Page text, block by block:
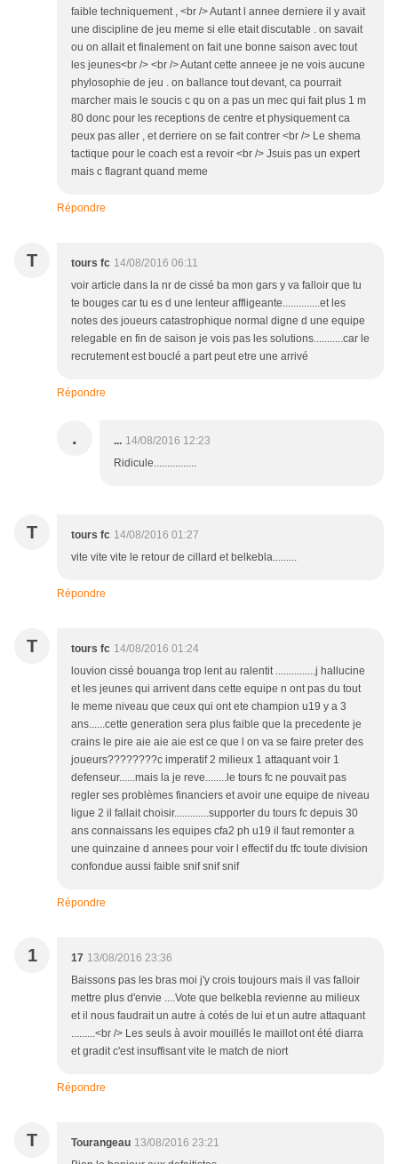
faible techniquement , <br /> Autant l annee derniere il y avait
une discipline de jeu meme si elle etait discutable . on savait
ou on allait et finalement on fait une bonne saison avec tout
les jeunes<br /> <br /> Autant cette anneee je ne vois aucune
phylosophie de jeu . on ballance tout devant, ca pourrait
marcher mais le soucis c qu on a pas un mec qui fait plus 1 m
80 donc pour les receptions de centre et physiquement ca
peux pas aller , et derriere on se fait contrer <br /> Le shema
tactique pour le coach est a revoir <br /> Jsuis pas un expert
mais c flagrant quand meme
Répondre
T tours fc 14/08/2016 06:11
voir article dans la nr de cissé ba mon gars y va falloir que tu
te bouges car tu es d une lenteur affligeante..............et les
notes des joueurs catastrophique normal digne d une equipe
relegable en fin de saison je vois pas les solutions...........car le
recrutement est bouclé a part peut etre une arrivé
Répondre
. ... 14/08/2016 12:23
Ridicule................
T tours fc 14/08/2016 01:27
vite vite vite le retour de cillard et belkebla.........
Répondre
T tours fc 14/08/2016 01:24
louvion cissé bouanga trop lent au ralentit ...............j hallucine
et les jeunes qui arrivent dans cette equipe n ont pas du tout
le meme niveau que ceux qui ont ete champion u19 y a 3
ans......cette generation sera plus faible que la precedente je
crains le pire aie aie aie est ce que l on va se faire preter des
joueurs????????c imperatif 2 milieux 1 attaquant voir 1
defenseur......mais la je reve........le tours fc ne pouvait pas
regler ses problèmes financiers et avoir une equipe de niveau
ligue 2 il fallait choisir.............supporter du tours fc depuis 30
ans connaissans les equipes cfa2 ph u19 il faut remonter a
une quinzaine d annees pour voir l effectif du tfc toute division
confondue aussi faible snif snif snif
Répondre
1 17 13/08/2016 23:36
Baissons pas les bras moi j'y crois toujours mais il vas falloir
mettre plus d'envie ....Vote que belkebla revienne au milieux
et il nous faudrait un autre à cotés de lui et un autre attaquant
.........<br /> Les seuls à avoir mouillés le maillot ont été diarra
et gradit c'est insuffisant vite le match de niort
Répondre
T Tourangeau 13/08/2016 23:21